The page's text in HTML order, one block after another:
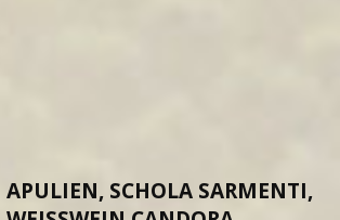
APULIEN, SCHOLA SARMENTI,